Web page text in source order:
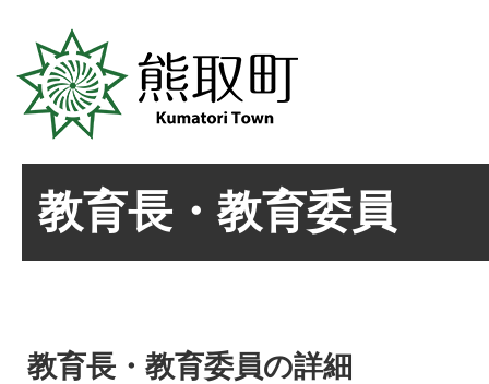
教育長・教育委員
教育長・教育委員の詳細